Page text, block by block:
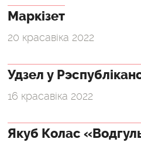
Маркізет
20 красавіка 2022
Удзел у
16 красавіка 2022
Якуб Колас